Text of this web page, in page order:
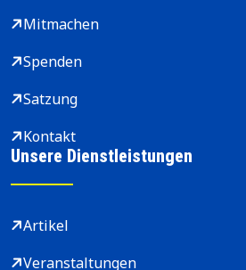
Mitmachen
Spenden
Satzung
Kontakt
Unsere Dienstleistungen
Artikel
Veranstaltungen